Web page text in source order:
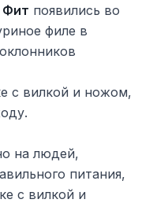
Фит появились во
филе в
с вилкой и ножом,
на людей,
питания,
с вилкой и